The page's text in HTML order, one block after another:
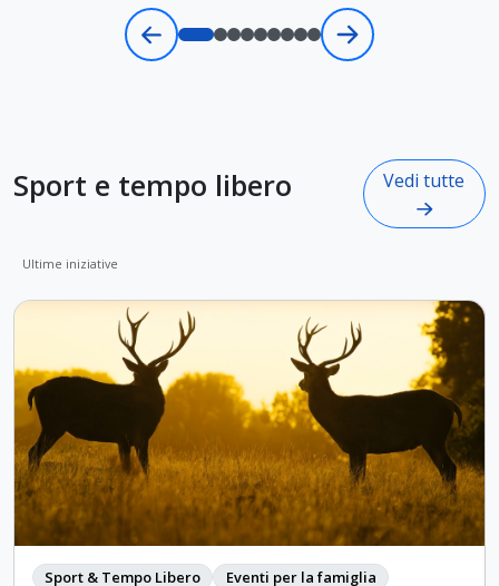
Sport e tempo libero
Ultime iniziative
Vedi tutte
Sport & Tempo Libero Eventi per la famiglia